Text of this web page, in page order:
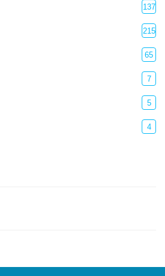
137
215
65
7
5
4